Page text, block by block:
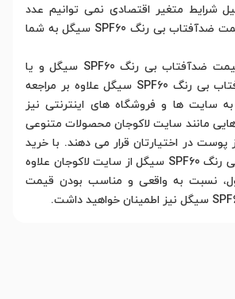
شرایط متغیر اقتصادی نمی توانیم عدد
ثابتی را به عنوان قیمت ضدآفتاب بی رنگ SPF60 سیگل به شما
شما برای اطلاع از قیمت ضدآفتاب بی رنگ SPF60 سیگل و یا
خرید اینترنتی ضدآفتاب بی رنگ SPF60 سیگل علاوه بر مراجعه
سایت ها و فروشگاه های اینترنتی نیز
مانند سایت لاکوجان محصولات متنوعی
پوست در اختیارتان قرار می دهند. با خرید
اینترنتی ضدآفتاب بی رنگ SPF60 سیگل از سایت لاکوجان علاوه
نسبت به واقعی و مناسب بودن قیمت